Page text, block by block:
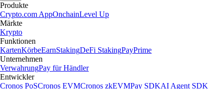
Produkte
Crypto.com AppOnchainLevel Up
Märkte
Krypto
Funktionen
KartenKörbeEarnStakingDeFi StakingPayPrime
Unternehmen
VerwahrungPay für Händler
Entwickler
Cronos PoSCronos EVMCronos zkEVMPay SDKAI Agent SDK